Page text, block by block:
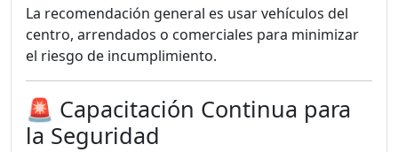
La recomendación general es usar vehículos del
centro, arrendados o comerciales para minimizar
el riesgo de incumplimiento.
🚨 Capacitación Continua para
la Seguridad